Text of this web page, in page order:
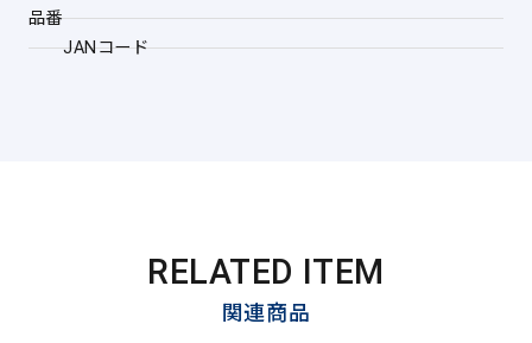
品番
JANコード
RELATED ITEM
関連商品